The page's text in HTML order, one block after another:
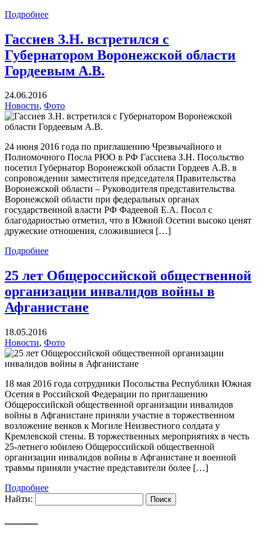
Подробнее
Гассиев З.Н. встретился с
Губернатором Воронежской области
Гордеевым А.В.
24.06.2016
Новости, Фото
24 июня 2016 года по приглашению Чрезвычайного и
Полномочного Посла РЮО в РФ Гассиева З.Н. Посольство
посетил Губернатор Воронежской области Гордеев А.В. в
сопровождении заместителя председателя Правительства
Воронежской области – Руководителя представительства
Воронежской области при федеральных органах
государственной власти РФ Фадеевой Е.А. Посол с
благодарностью отметил, что в Южной Осетии высоко ценят
дружеские отношения, сложившиеся […]
Подробнее
25 лет Общероссийской общественной
организации инвалидов войны в
Афганистане
18.05.2016
Новости, Фото
18 мая 2016 года сотрудники Посольства Республики Южная
Осетия в Российской Федерации по приглашению
Общероссийской общественной организации инвалидов
войны в Афганистане приняли участие в торжественном
возложение венков к Могиле Неизвестного солдата у
Кремлевской стены. В торжественных мероприятиях в честь
25-летнего юбилею Общероссийской общественной
организации инвалидов войны в Афганистане и военной
травмы приняли участие представители более […]
Подробнее
Найти:
———